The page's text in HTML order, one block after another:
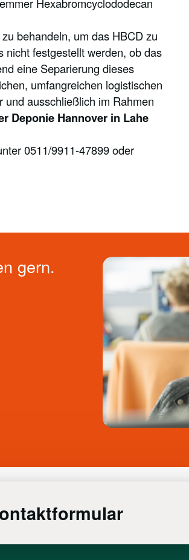
behandeln, um das HBCD zu
nicht festgestellt werden, ob das
eine Separierung dieses
umfangreichen logistischen
ausschließlich im Rahmen
Deponie Hannover in Lahe
0511/9911-47899 oder
gern.